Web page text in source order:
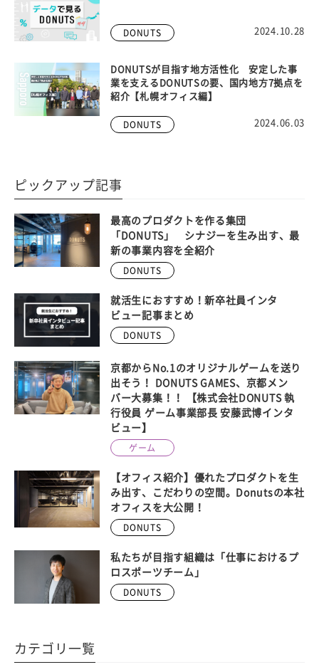
DONUTS 2024.10.28
DONUTS 2024.06.03
DONUTSが目指す地方活性化 安定した事
業を支えるDONUTSの要、国内地方7拠点を
紹介【札幌オフィス編】
ピックアップ記事
最高のプロダクトを作る集団
「DONUTS」 シナジーを生み出す、最
新の事業内容を全紹介
DONUTS
就活生におすすめ！新卒社員インタ
ビュー記事まとめ
DONUTS
京都からNo.1のオリジナルゲームを送り
出そう！ DONUTS GAMES、京都メン
バー大募集！！ 【株式会社DONUTS 執
行役員 ゲーム事業部長 安藤武博インタ
ビュー】
ゲーム
【オフィス紹介】優れたプロダクトを生
み出す、こだわりの空間。Donutsの本社
オフィスを大公開！
DONUTS
私たちが目指す組織は「仕事におけるプ
ロスポーツチーム」
DONUTS
カテゴリ一覧